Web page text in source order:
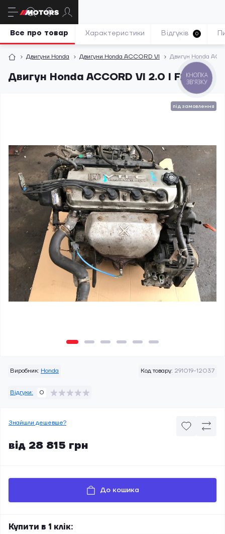
Двигуни Honda Двигуни Honda ACCORD VI Двигун Honda
Двигун Honda ACCORD VI 2.0 I F20B6
Все про товар Характеристики Відгуків 0
під замовлення
Виробник: Honda Код товару: 291019-12037
Відгуки: 0
Знайшли дешевше?
від 28 815 грн
До кошика
Купити в 1 клік:
КНОПКА
ЗВ'ЯЗКУ